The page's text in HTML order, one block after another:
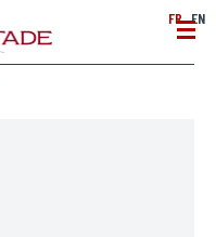
FR EN